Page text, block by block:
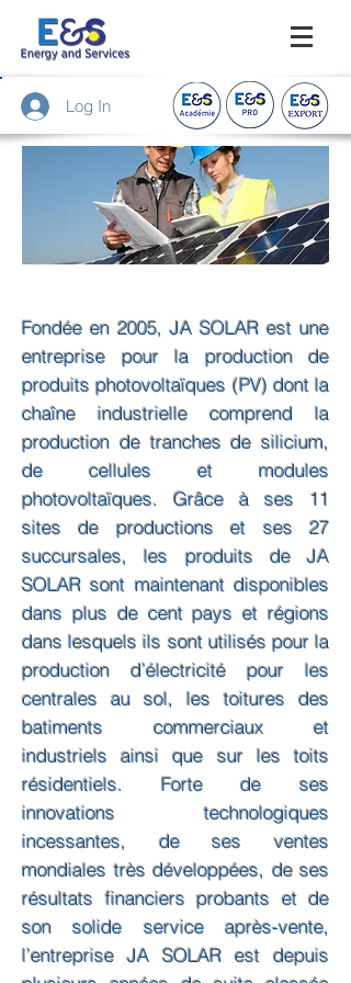
Log In
Fondée en 2005, JA SOLAR est une
entreprise pour la production de
produits photovoltaïques (PV) dont la
chaîne industrielle comprend la
production de tranches de silicium,
de cellules et modules
photovoltaïques. Grâce à ses 11
sites de productions et ses 27
succursales, les produits de JA
SOLAR sont maintenant disponibles
dans plus de cent pays et régions
dans lesquels ils sont utilisés pour la
production d’électricité pour les
centrales au sol, les toitures des
batiments commerciaux et
industriels ainsi que sur les toits
résidentiels. Forte de ses
innovations technologiques
incessantes, de ses ventes
mondiales très développées, de ses
résultats financiers probants et de
son solide service après-vente,
l’entreprise JA SOLAR est depuis